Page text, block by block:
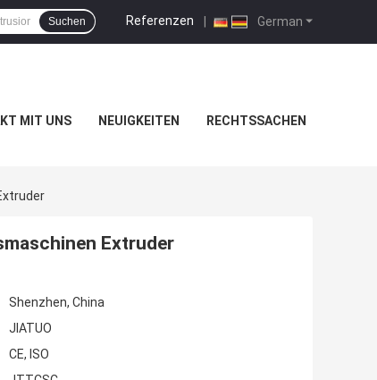
German
Referenzen |
Suchen
MIT UNS NEUIGKEITEN RECHTSSACHEN
Extruder
Shenzhen, China
JIATUO
CE, ISO